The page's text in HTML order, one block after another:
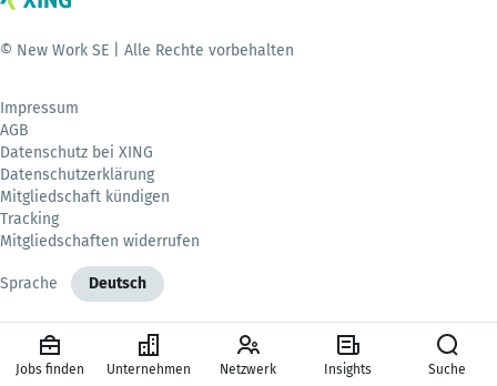
© New Work SE | Alle Rechte vorbehalten
Impressum
AGB
Datenschutz bei XING
Datenschutzerklärung
Mitgliedschaft kündigen
Tracking
Mitgliedschaften widerrufen
Sprache Deutsch
Jobs finden Unternehmen Netzwerk Insights Suche